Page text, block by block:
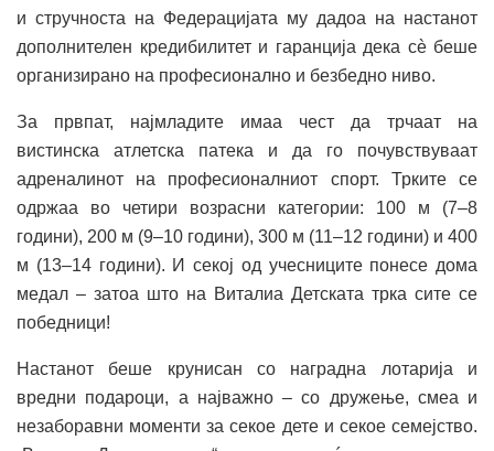
и стручноста на Федерацијата му дадоа на настанот
дополнителен кредибилитет и гаранција дека сè беше
организирано на професионално и безбедно ниво.
За првпат, најмладите имаа чест да трчаат на
вистинска атлетска патека и да го почувствуваат
адреналинот на професионалниот спорт. Трките се
одржаа во четири возрасни категории: 100 м (7–8
години), 200 м (9–10 години), 300 м (11–12 години) и 400
м (13–14 години). И секој од учесниците понесе дома
медал – затоа што на Виталиа Детската трка сите се
победници!
Настанот беше крунисан со наградна лотарија и
вредни подароци, а најважно – со дружење, смеа и
незаборавни моменти за секое дете и секое семејство.